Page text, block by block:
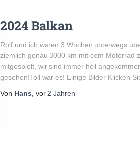
2024 Balkan
Rolf und ich waren 3 Wochen unterwegs
ziemlich genau 3000 km mit dem Motorrad
mitgespielt, wir sind immer heil
gesehen!Toll war es! Einige Bilder Klicken
Von Hans , vor 2 Jahren